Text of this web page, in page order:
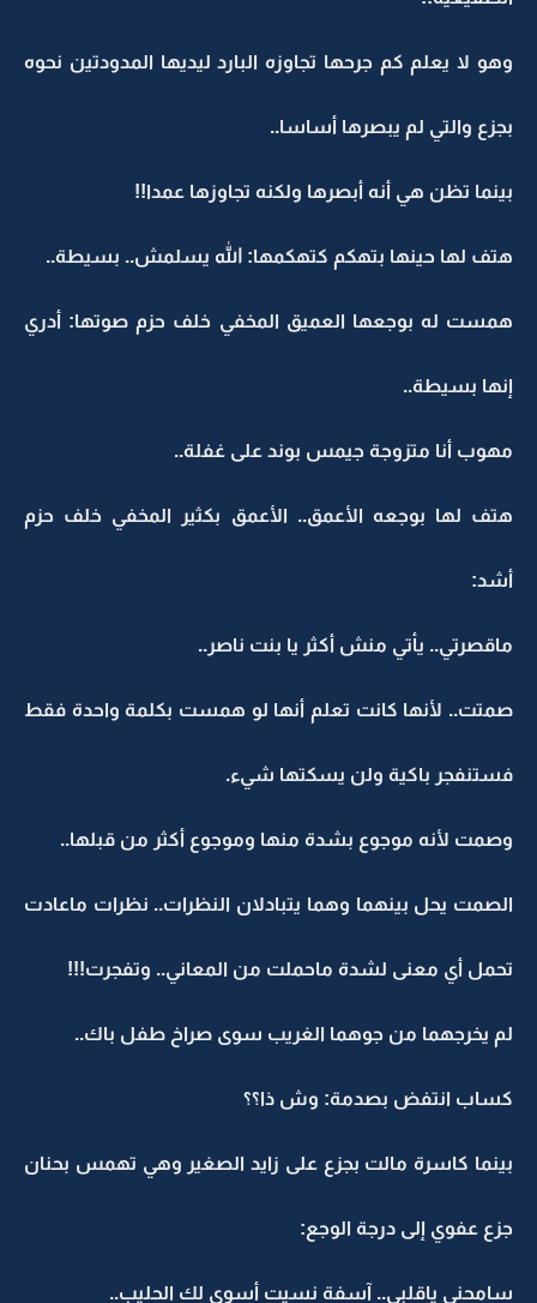
وهو لا يعلم كم جرحها تجاوزه البارد ليديها المدودتين نحوه
بجزع والتي لم يبصرها أساسا..
بينما تظن هي أنه أبصرها ولكنه تجاوزها عمدا!!
هتف لها حينها بتهكم كتهكمها: الله يسلمش.. بسيطة..
همست له بوجعها العميق المخفي خلف حزم صوتها: أدري
إنها بسيطة..
مهوب أنا متزوجة جيمس بوند على غفلة..
هتف لها بوجعه الأعمق.. الأعمق بكثير المخفي خلف حزم
أشد:
ماقصرتي.. يأتي منش أكثر يا بنت ناصر..
صمتت.. لأنها كانت تعلم أنها لو همست بكلمة واحدة فقط
فستنفجر باكية ولن يسكتها شيء.
وصمت لأنه موجوع بشدة منها وموجوع أكثر من قبلها..
الصمت يحل بينهما وهما يتبادلان النظرات.. نظرات ماعادت
تحمل أي معنى لشدة ماحملت من المعاني.. وتفجرت!!!
لم يخرجهما من جوهما الغريب سوى صراخ طفل باك..
كساب انتفض بصدمة: وش ذا؟؟
بينما كاسرة مالت بجزع على زايد الصغير وهي تهمس بحنان
جزع عفوي إلى درجة الوجع:
سامحني ياقلبي.. آسفة نسيت أسوي لك الحليب..